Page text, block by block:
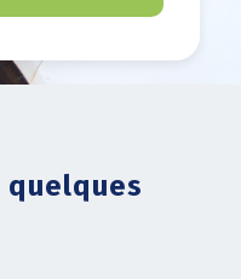
quelques